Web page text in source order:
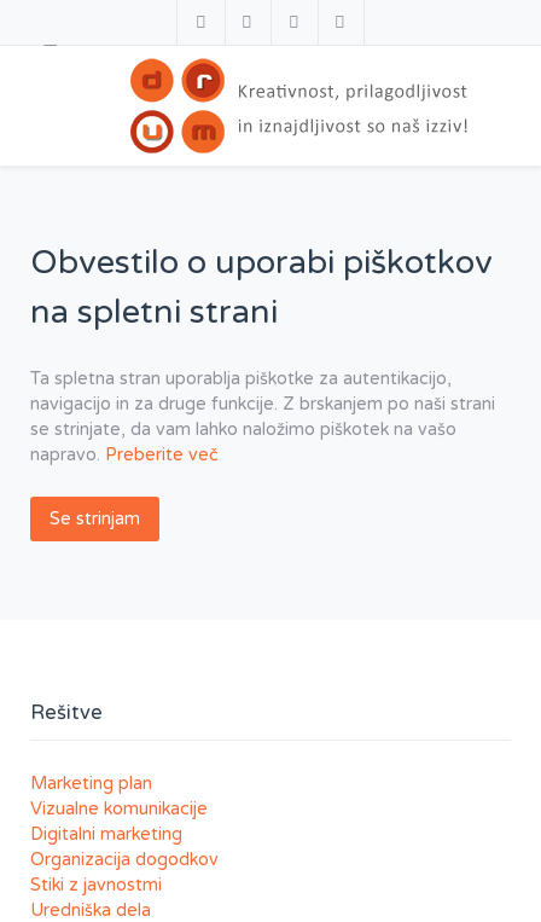
Obvestilo o uporabi piškotkov
na spletni strani
Ta spletna stran uporablja piškotke za autentikacijo,
navigacijo in za druge funkcije. Z brskanjem po naši strani
se strinjate, da vam lahko naložimo piškotek na vašo
napravo. Preberite več
Se strinjam
Rešitve
Marketing plan
Vizualne komunikacije
Digitalni marketing
Organizacija dogodkov
Stiki z javnostmi
Uredniška dela